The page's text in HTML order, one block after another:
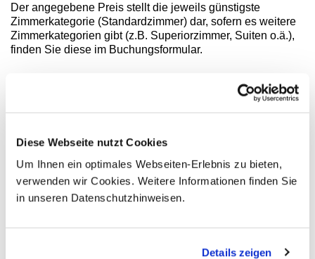
Diese Webseite nutzt Cookies
Um Ihnen ein optimales Webseiten-Erlebnis zu bieten,
verwenden wir Cookies. Weitere Informationen finden Sie
in unseren Datenschutzhinweisen.
Details zeigen
Der angegebene Preis stellt die jeweils günstigste
Zimmerkategorie (Standardzimmer) dar, sofern es weitere
Zimmerkategorien gibt (z.B. Superiorzimmer, Suiten o.ä.),
finden Sie diese im Buchungsformular.
Eindrücke Ihrer Reise